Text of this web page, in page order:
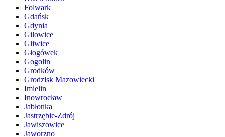
Folwark
Gdańsk
Gdynia
Gilowice
Gliwice
Głogówek
Gogolin
Grodków
Grodzisk Mazowiecki
Imielin
Inowrocław
Jabłonka
Jastrzębie-Zdrój
Jawiszowice
Jaworzno